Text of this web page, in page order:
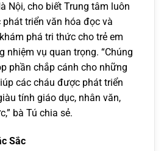
Nội, cho biết Trung tâm luôn
triển văn hóa đọc và
phá tri thức cho trẻ em
nhiệm vụ quan trọng. “Chúng
phần chắp cánh cho những
các cháu được phát triển
tính giáo dục, nhân văn,
bà Tú chia sẻ.
Sắc